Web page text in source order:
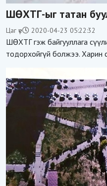
ШӨХТГ-ыг татан
Цаг үе 2020-04-23 05:22:32
ШӨХТГ гэж байгууллага
тодорхойгүй болжээ. Харин